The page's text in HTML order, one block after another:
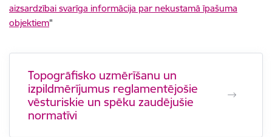
aizsardzībai svarīga informācija par nekustamā īpašuma
objektiem"
Topogrāfisko uzmērīšanu un
izpildmērījumus reglamentējošie
vēsturiskie un spēku zaudējušie
normatīvi